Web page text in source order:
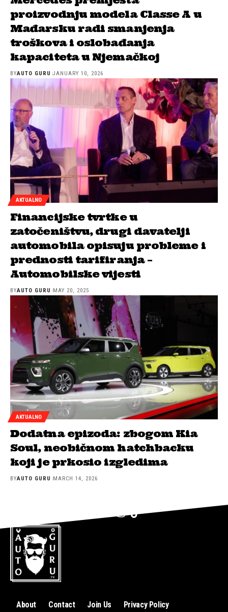
proizvodnju modela Classe A u
Mađarsku radi smanjenja
troškova i oslobađanja
kapaciteta u Njemačkoj
BYAUTO GURU JANUARY 10, 2026
AKTUALNO
Financijske tvrtke u
zatočeništvu, drugi davatelji
automobila opisuju probleme i
prednosti tarifiranja –
Automobilske vijesti
BYAUTO GURU MAY 20, 2025
AKTUALNO
Dodatna epizoda: zbogom Kia
Soul, neobičnom hatchbacku
koji je prkosio izgledima
BYAUTO GURU MARCH 14, 2026
About Contact Join Us Privacy Policy